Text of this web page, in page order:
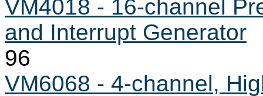
VM4018 - 16-channel
and Interrupt Generator
96
VM6068 - 4-channel,